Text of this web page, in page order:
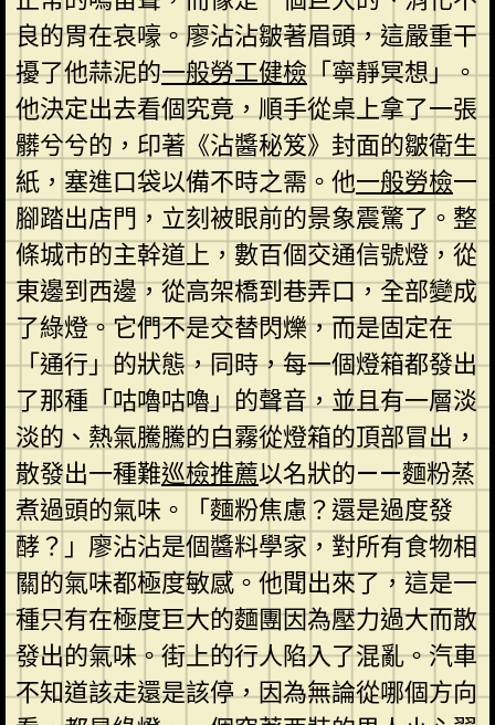
良的胃在哀嚎。廖沾沾皺著眉頭，這嚴重干
擾了他蒜泥的一般勞工健檢「寧靜冥想」。
他決定出去看個究竟，順手從桌上拿了一張
髒兮兮的，印著《沾醬秘笈》封面的皺衛生
紙，塞進口袋以備不時之需。他一般勞檢一
腳踏出店門，立刻被眼前的景象震驚了。整
條城市的主幹道上，數百個交通信號燈，從
東邊到西邊，從高架橋到巷弄口，全部變成
了綠燈。它們不是交替閃爍，而是固定在
「通行」的狀態，同時，每一個燈箱都發出
了那種「咕嚕咕嚕」的聲音，並且有一層淡
淡的、熱氣騰騰的白霧從燈箱的頂部冒出，
散發出一種難巡檢推薦以名狀的——麵粉蒸
煮過頭的氣味。「麵粉焦慮？還是過度發
酵？」廖沾沾是個醬料學家，對所有食物相
關的氣味都極度敏感。他聞出來了，這是一
種只有在極度巨大的麵團因為壓力過大而散
發出的氣味。街上的行人陷入了混亂。汽車
不知道該走還是該停，因為無論從哪個方向